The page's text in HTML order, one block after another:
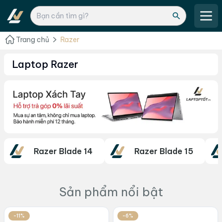
Trang chủ Razer
Laptop Razer
Razer Blade 14 Razer Blade 15
Sản phẩm nổi bật
-11% -6%